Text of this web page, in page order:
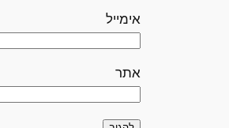
אימייל
אתר